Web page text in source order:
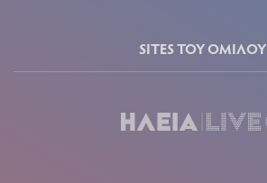
SITES ΤΟΥ ΟΜΙΛΟΥ